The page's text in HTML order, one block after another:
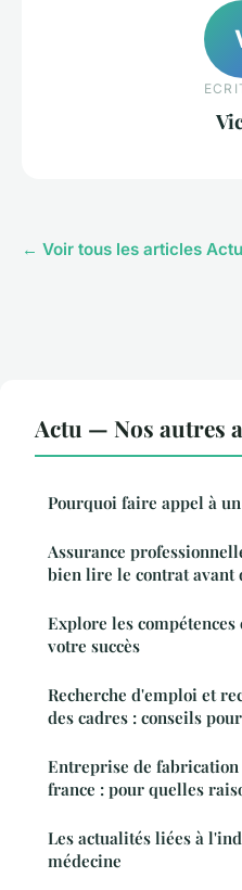
← Voir tous les articles Actu
Actu — Nos autres
Pourquoi faire appel à
Assurance
bien lire le contrat avant
Explore les
votre succès
Recherche d'emploi et
des cadres : conseils
Entreprise de
france : pour quelles
Les actualités liées à
médecine